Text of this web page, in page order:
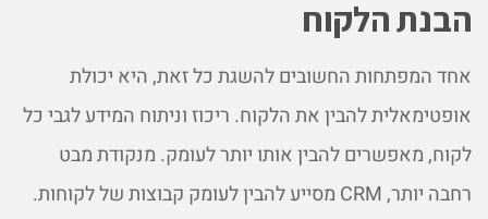
הבנת הלקוח
אחד המפתחות החשובים להשגת כל זאת, היא יכולת
אופטימאלית להבין את הלקוח. ריכוז וניתוח המידע לגבי כל
לקוח, מאפשרים להבין אותו יותר לעומק. מנקודת מבט
רחבה יותר, CRM מסייע להבין לעומק קבוצות של לקוחות.